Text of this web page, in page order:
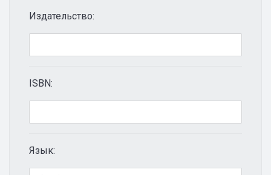
Издательство:
ISBN:
Язык: